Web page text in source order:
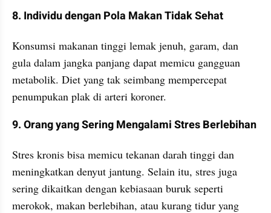
8. Individu dengan Pola Makan Tidak Sehat
Konsumsi makanan tinggi lemak jenuh, garam, dan
gula dalam jangka panjang dapat memicu gangguan
metabolik. Diet yang tak seimbang mempercepat
penumpukan plak di arteri koroner.
9. Orang yang Sering Mengalami Stres Berlebihan
Stres kronis bisa memicu tekanan darah tinggi dan
meningkatkan denyut jantung. Selain itu, stres juga
sering dikaitkan dengan kebiasaan buruk seperti
merokok, makan berlebihan, atau kurang tidur yang